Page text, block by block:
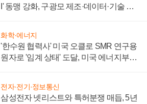
I' 동맹 강화, 구광모 제조·데이터·기술 결
화학·에너지
'한수원 협력사' 미국 오클로 SMR 연구용
원자로 '임계 상태' 도달, 미국 에너지부
전자·전기·정보통신
삼성전자 넷리스트와 특허분쟁 매듭, 5년